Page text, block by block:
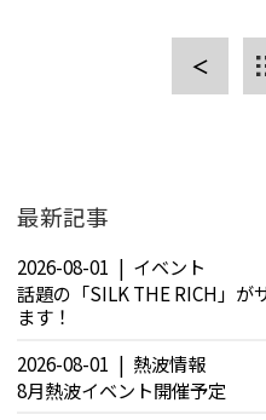
＜
最新記事
2026-08-01
イベント
話題の「SILK THE RICH」が
ます！
2026-08-01
熱波情報
8月熱波イベント開催予定